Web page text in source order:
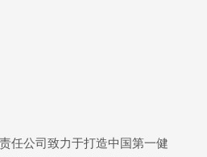
任公司致力于打造中国第一健